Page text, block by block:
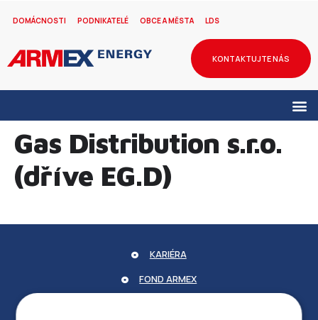
DOMÁCNOSTI PODNIKATELÉ OBCE A MĚSTA LDS
KONTAKTUJTE NÁS
Gas Distribution s.r.o.
(dříve EG.D)
KARIÉRA
FOND ARMEX